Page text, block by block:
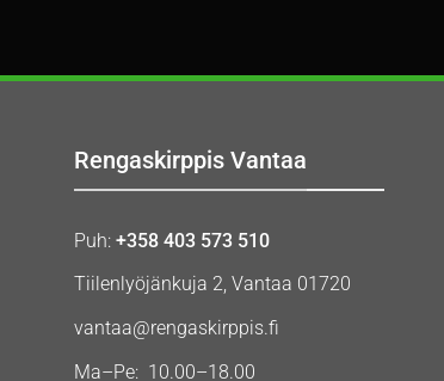
Rengaskirppis Vantaa
Puh: +358 403 573 510
Tiilenlyöjänkuja 2, Vantaa 01720
vantaa@rengaskirppis.fi
Ma–Pe: 10.00–18.00